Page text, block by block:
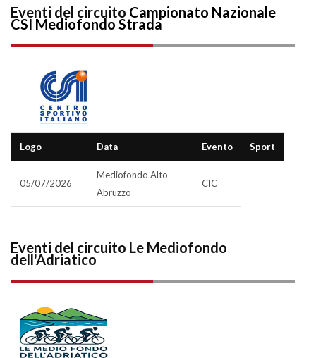
Eventi del circuito Campionato Nazionale
CSI Mediofondo Strada
Logo Data Evento Sport
05/07/2026
Mediofondo Alto
Abruzzo
CIC
Eventi del circuito Le Mediofondo
dell'Adriatico